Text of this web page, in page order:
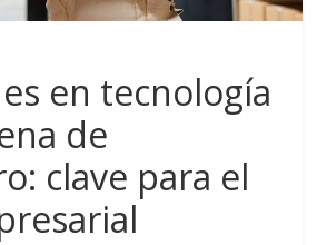
en tecnología
de
clave para el